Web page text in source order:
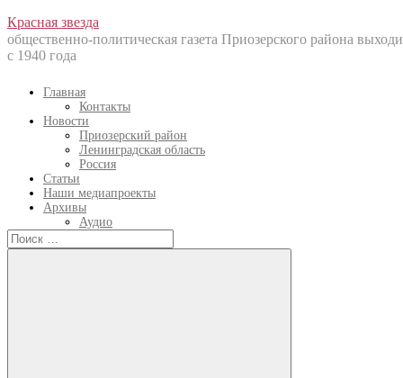
Перейти
к
содержанию
Красная звезда
общественно-политическая газета Приозерского района
с 1940 года
Главная
Контакты
Новости
Приозерский район
Ленинградская область
Россия
Статьи
Наши медиапроекты
Архивы
Аудио
Искать: